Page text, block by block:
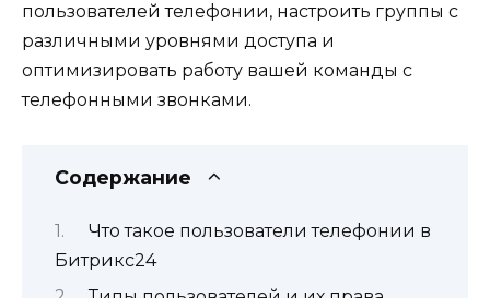
пользователей телефонии, настроить группы с
различными уровнями доступа и
оптимизировать работу вашей команды с
телефонными звонками.
Содержание
Что такое пользователи телефонии в
Битрикс24